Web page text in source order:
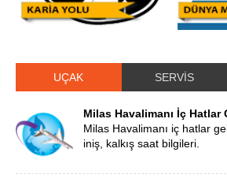
UÇAK SERVİS
Milas Havalimanı İç Hatlar
Milas Havalimanı iç hatlar
iniş, kalkış saat bilgileri.